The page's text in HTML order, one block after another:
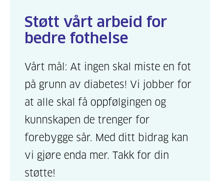
Støtt vårt arbeid for
bedre fothelse
Vårt mål: At ingen skal miste en fot
på grunn av diabetes! Vi jobber for
at alle skal få oppfølgingen og
kunnskapen de trenger for
forebygge sår. Med ditt bidrag kan
vi gjøre enda mer. Takk for din
støtte!